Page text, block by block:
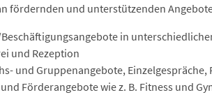
fördernden und unterstützenden
in
und Rezeption
und Gruppenangebote,
Förderangebote wie z. B. Fitness und